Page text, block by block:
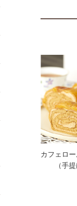
カフ
（手提